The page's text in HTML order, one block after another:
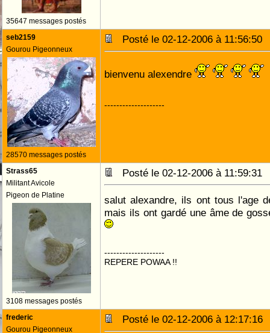
35647 messages postés
seb2159
Gourou Pigeonneux
28570 messages postés
Posté le 02-12-2006 à
bienvenu alexendre
--------------------
Strass65
Militant Avicole
Pigeon de Platine
3108 messages postés
Posté le 02-12-2006 à
salut alexandre, ils ont tous l'age
mais ils ont gardé une âme de
--------------------
REPERE POWAA !!
frederic
Gourou Pigeonneux
Posté le 02-12-2006 à